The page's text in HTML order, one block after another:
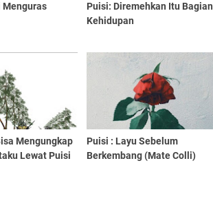
Menguras
Puisi: Diremehkan Itu Bagian
Kehidupan
Mengungkap
Lewat Puisi
Puisi : Layu Sebelum
Berkembang (Mate Colli)